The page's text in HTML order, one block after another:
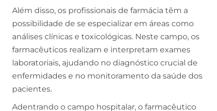
Além disso, os profissionais de farmácia têm a
possibilidade de se especializar em áreas como
análises clínicas e toxicológicas. Neste campo, os
farmacêuticos realizam e interpretam exames
laboratoriais, ajudando no diagnóstico crucial de
enfermidades e no monitoramento da saúde dos
pacientes.
Adentrando o campo hospitalar, o farmacêutico